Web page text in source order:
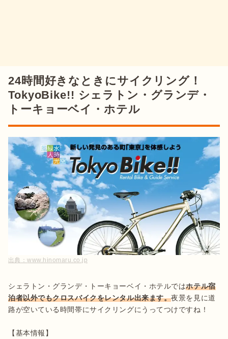
24時間好きなときにサイクリング！
TokyoBike!! シェラトン・グランデ・
トーキョーベイ・ホテル
出典：www.hinomaru.co.jp
シェラトン・グランデ・トーキョーベイ・ホテルではホテル宿
泊者以外でもクロスバイクをレンタル出来ます。夜景を見に道
路が空いている時間帯にサイクリングにうってつけですね！
【基本情報】